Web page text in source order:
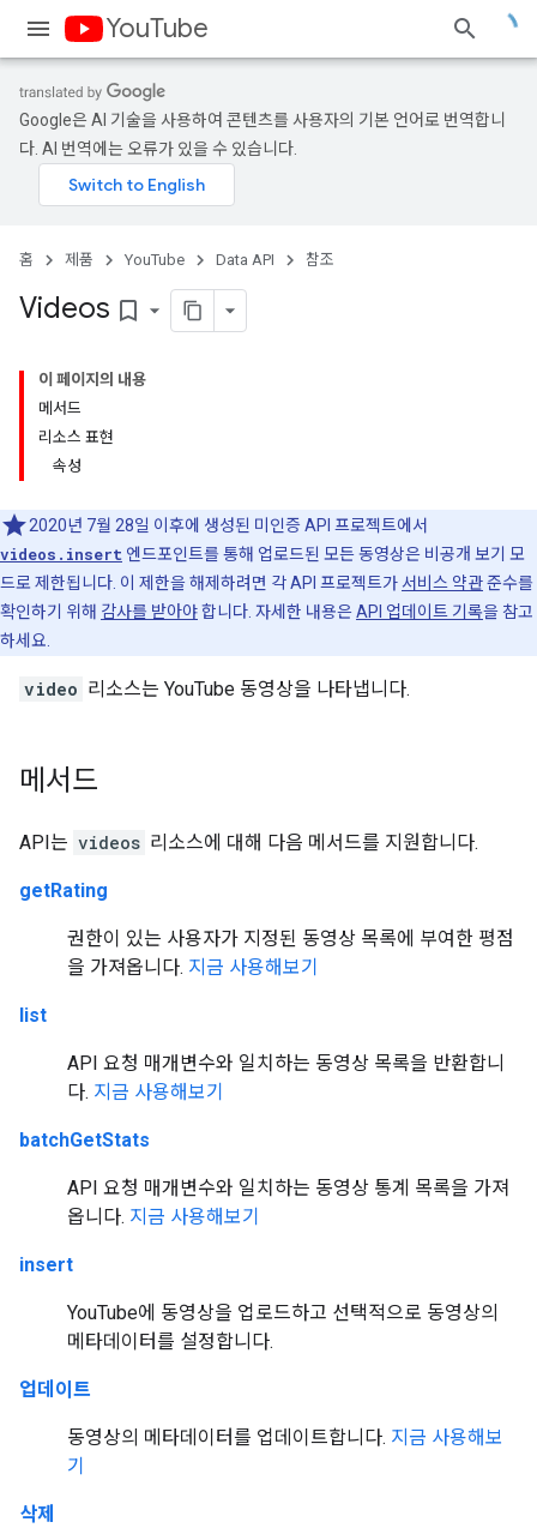
YouTube
Google은 AI 기술을 사용하여 콘텐츠를 사용자의 기본 언어로 번역합니
다. AI 번역에는 오류가 있을 수 있습니다.
홈 제품 YouTube Data API 참조
Videos bookmark_border
이 페이지의 내용
메서드
리소스 표현
속성
2020년 7월 28일 이후에 생성된 미인증 API 프로젝트에서
videos.insert 엔드포인트를 통해 업로드된 모든 동영상은 비공개 보기 모
드로 제한됩니다. 이 제한을 해제하려면 각 API 프로젝트가 서비스 약관준수를
확인하기 위해 감사를 받아야합니다. 자세한 내용은API 업데이트 기록을 참고
하세요.
video 리소스는 YouTube 동영상을 나타냅니다.
메서드
API는 videos 리소스에 대해 다음 메서드를 지원합니다.
getRating
권한이 있는 사용자가 지정된 동영상 목록에 부여한 평점
을 가져옵니다. 지금 사용해보기
list
API 요청 매개변수와 일치하는 동영상 목록을 반환합니
다. 지금 사용해보기
batchGetStats
API 요청 매개변수와 일치하는 동영상 통계 목록을 가져
옵니다. 지금 사용해보기
insert
YouTube에 동영상을 업로드하고 선택적으로 동영상의
메타데이터를 설정합니다.
업데이트
동영상의 메타데이터를 업데이트합니다. 지금 사용해보
기
삭제